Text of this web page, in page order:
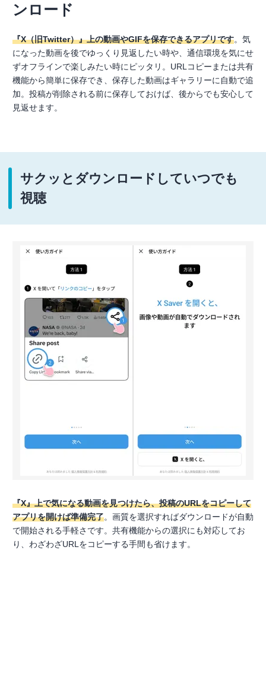
ンロード
『X（旧Twitter）』上の動画やGIFを保存できるアプリです。気
になった動画を後でゆっくり見返したい時や、通信環境を気にせ
ずオフラインで楽しみたい時にピッタリ。URLコピーまたは共有
機能から簡単に保存でき、保存した動画はギャラリーに自動で追
加。投稿が削除される前に保存しておけば、後からでも安心して
見返せます。
サクッとダウンロードしていつでも
視聴
『X』上で気になる動画を見つけたら、投稿のURLをコピーして
アプリを開けば準備完了。画質を選択すればダウンロードが自動
で開始される手軽さです。共有機能からの選択にも対応してお
り、わざわざURLをコピーする手間も省けます。